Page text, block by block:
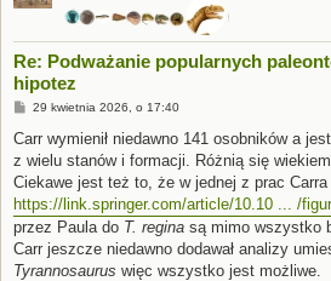
Re: Podważanie popularnych
hipotez
P
s
29 kwietnia 2026, o 17:40
Carr wymienił niedawno 141 osobników a
z wielu stanów i formacji. Różnią się
Ciekawe jest też to, że w jednej z prac Carra
https://link.springer.com/article/10.10 ... /
przez Paula do T. regina są mimo wszystko
Carr jeszcze niedawno dodawał analizy
Tyrannosaurus więc wszystko jest możliwe.